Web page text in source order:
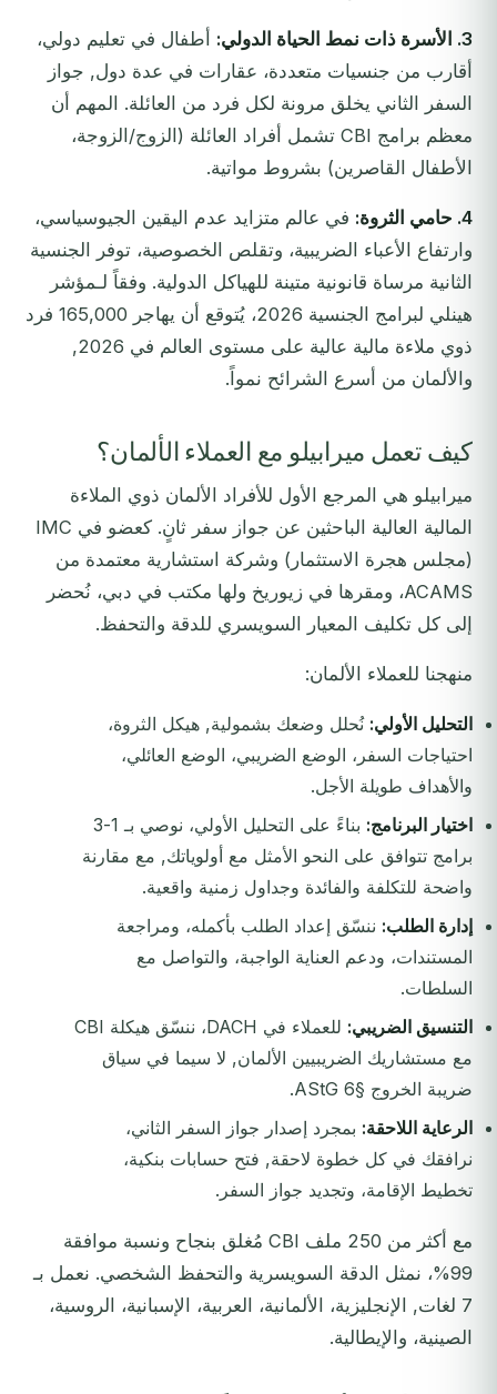
3. الأسرة ذات نمط الحياة الدولي:
أطفال في تعليم دولي،
أقارب من جنسيات متعددة، عقارات في عدة دول, جواز
السفر الثاني يخلق مرونة لكل فرد من العائلة. المهم أن
معظم برامج CBI تشمل أفراد العائلة (الزوج/الزوجة،
الأطفال القاصرين) بشروط مواتية.
4. حامي الثروة:
في عالم متزايد عدم اليقين الجيوسياسي،
وارتفاع الأعباء الضريبية، وتقلص الخصوصية، توفر الجنسية
الثانية مرساة قانونية متينة للهياكل الدولية. وفقاً لـمؤشر
هينلي لبرامج الجنسية 2026، يُتوقع أن يهاجر 165,000 فرد
ذوي ملاءة مالية عالية على مستوى العالم في 2026,
والألمان من أسرع الشرائح نمواً.
كيف تعمل ميرابيلو مع العملاء الألمان؟
ميرابيلو هي المرجع الأول للأفراد الألمان ذوي الملاءة
المالية العالية الباحثين عن جواز سفر ثانٍ. كعضو في IMC
(مجلس هجرة الاستثمار) وشركة استشارية معتمدة من
ACAMS، ومقرها في زيوريخ ولها مكتب في دبي، نُحضر
إلى كل تكليف المعيار السويسري للدقة والتحفظ.
منهجنا للعملاء الألمان:
التحليل الأولي: نُحلل وضعك بشمولية, هيكل الثروة،
احتياجات السفر، الوضع الضريبي، الوضع العائلي،
والأهداف طويلة الأجل.
اختيار البرنامج:
بناءً على التحليل الأولي، نوصي بـ 1-3
برامج تتوافق على النحو الأمثل مع أولوياتك, مع مقارنة
واضحة للتكلفة والفائدة وجداول زمنية واقعية.
إدارة الطلب: ننسّق إعداد الطلب بأكمله، ومراجعة
المستندات، ودعم العناية الواجبة، والتواصل مع
السلطات.
التنسيق الضريبي:
للعملاء في DACH، ننسّق هيكلة CBI
مع مستشاريك الضريبيين الألمان, لا سيما في سياق
ضريبة الخروج §6 AStG.
الرعاية اللاحقة: بمجرد إصدار جواز السفر الثاني،
نرافقك في كل خطوة لاحقة, فتح حسابات بنكية،
تخطيط الإقامة، وتجديد جواز السفر.
مع أكثر من 250 ملف CBI مُغلق بنجاح ونسبة موافقة
99%، نمثل الدقة السويسرية والتحفظ الشخصي. نعمل بـ
7 لغات, الإنجليزية، الألمانية، العربية، الإسبانية، الروسية،
الصينية، والإيطالية.